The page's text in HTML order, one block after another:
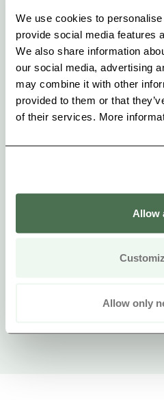
We use cookies to
provide social media features
We also share information
our social media, advertising
may combine it with other
provided to them or that
of their services. More
Allow
Allow only